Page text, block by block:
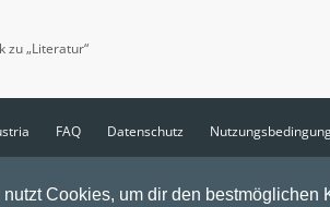
Cookies, um dir den bestmöglichen
zu „Literatur“
FAQ Datenschutz
byphpBB® Forum Software © phpBB Limited